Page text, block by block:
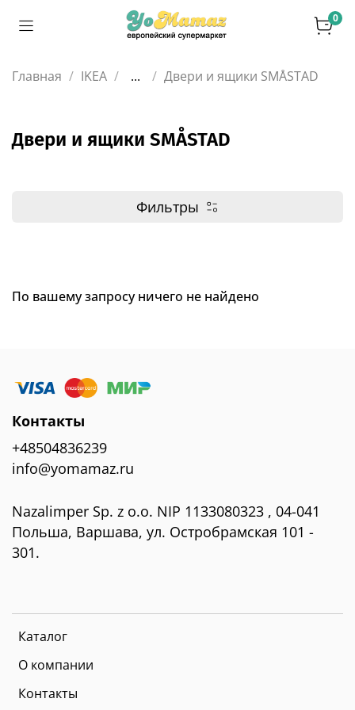
0
Главная IKEA ... Двери и ящики SMÅSTAD
Двери и ящики SMÅSTAD
Фильтры
По вашему запросу ничего не найдено
Каталог
О компании
Контакты
Контакты
+48504836239
info@yomamaz.ru
Nazalimper Sp. z o.o. NIP 1133080323 , 04-041
Польша, Варшава, ул. Остробрамская 101 -
301.